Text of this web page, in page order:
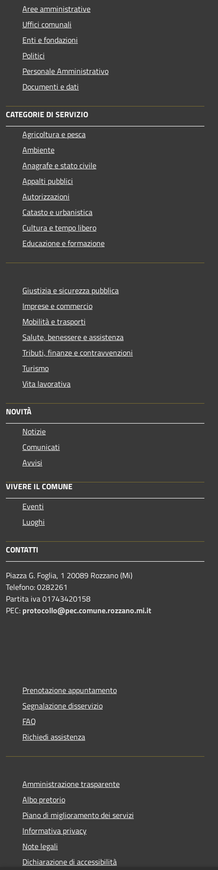
Aree amministrative
Uffici comunali
Enti e fondazioni
Politici
Personale Amministrativo
Documenti e dati
CATEGORIE DI SERVIZIO
Agricoltura e pesca
Ambiente
Anagrafe e stato civile
Appalti pubblici
Autorizzazioni
Catasto e urbanistica
Cultura e tempo libero
Educazione e formazione
Giustizia e sicurezza pubblica
Imprese e commercio
Mobilità e trasporti
Salute, benessere e assistenza
Tributi, finanze e contravvenzioni
Turismo
Vita lavorativa
NOVITÀ
Notizie
Comunicati
Avvisi
VIVERE IL COMUNE
Eventi
Luoghi
CONTATTI
Piazza G. Foglia, 1 20089 Rozzano (Mi)
Telefono: 0282261
Partita iva 01743420158
PEC: protocollo@pec.comune.rozzano.mi.it
Prenotazione appuntamento
Segnalazione disservizio
FAQ
Richiedi assistenza
Amministrazione trasparente
Albo pretorio
Piano di miglioramento dei servizi
Informativa privacy
Note legali
Dichiarazione di accessibilità